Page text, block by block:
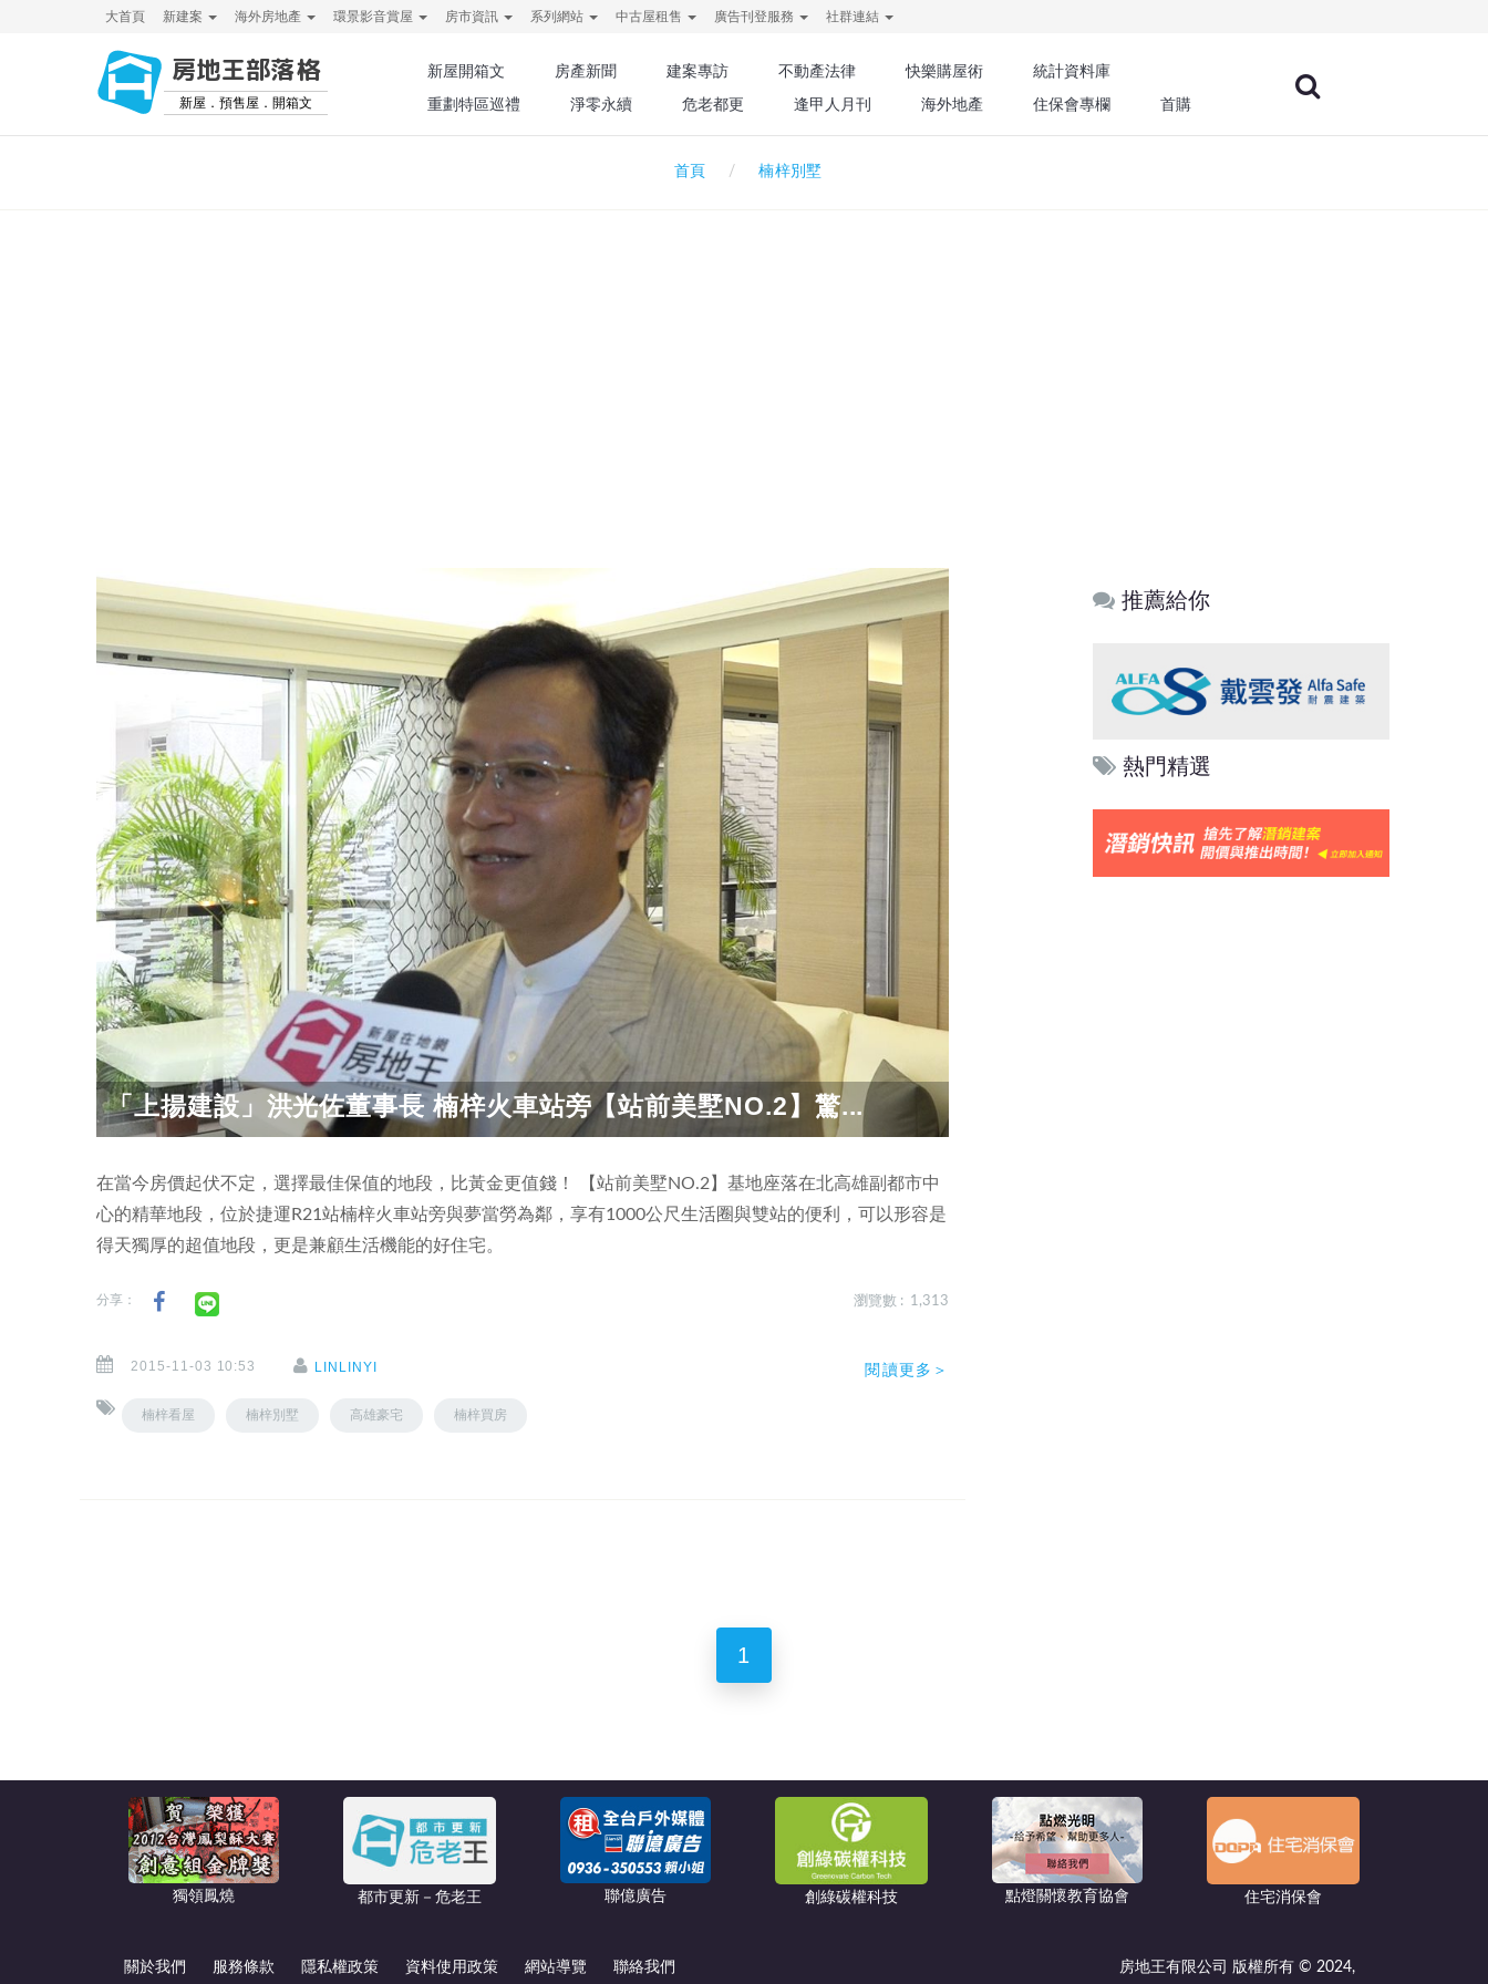
大首頁 新建案 海外房地產 環景影音賞屋 房市資訊 系列網站 中古屋租售 廣告刊登服務 社群連結
房地王部落格
新屋．預售屋．開箱文
新屋開箱文 房產新聞 建案專訪 不動產法律 快樂購屋術
統計資料庫
重劃特區巡禮
淨零永續 危老都更 逢甲人月刊 海外地產 住保會專欄 首購
首頁 楠梓別墅
「上揚建設」洪光佐董事長 楠梓火車站旁【站前美墅NO.2】驚...
在當今房價起伏不定，選擇最佳保值的地段，比黃金更值錢！ 【站前美墅NO.2】基地座落在北高雄副都市中
心的精華地段，位於捷運R21站楠梓火車站旁與夢當勞為鄰，享有1000公尺生活圈與雙站的便利，可以形容是
得天獨厚的超值地段，更是兼顧生活機能的好住宅。
分享： 瀏覽數 : 1,313
2015-11-03 10:53 LINLINYI
楠梓看屋 楠梓別墅 高雄豪宅 楠梓買房
閱讀更多＞
推薦給你
熱門精選
1
獨領鳳燒 都市更新－危老王 聯億廣告 創綠碳權科技 點燈關懷教育協會 住宅消保會
關於我們 服務條款 隱私權政策 資料使用政策 網站導覽 聯絡我們 房地王有限公司 版權所有 © 2024,